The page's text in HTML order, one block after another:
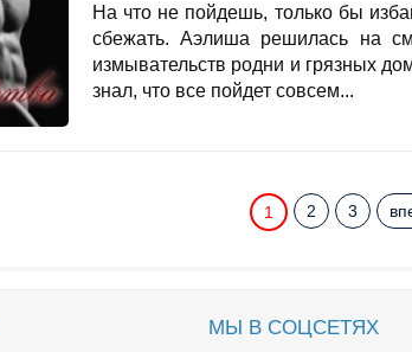
На что не пойдешь, только бы
сбежать. Аэлиша решилась на
измывательств родни и грязных
знал, что все пойдет совсем...
1 2 3
МЫ В СОЦСЕТЯХ